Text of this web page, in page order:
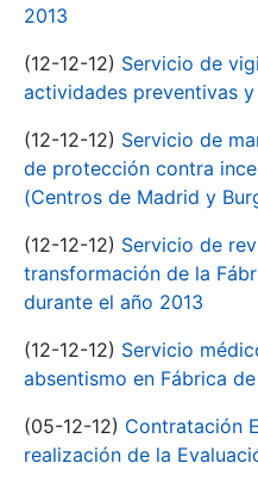
2013
(12-12-12) Servicio de
actividades preventivas
(12-12-12) Servicio de
de protección contra
(Centros de Madrid y
(12-12-12) Servicio de
transformación de la
durante el año 2013
(12-12-12) Servicio
absentismo en Fábrica
(05-12-12) Contratación
realización de la